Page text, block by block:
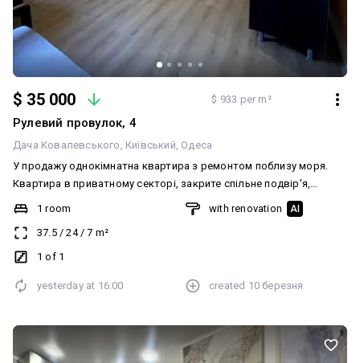
$ 35 000 $ 933 per m²
Рулевий провулок, 4
Дача Ковалевського Київський Одеса
У продажу однокімнатна квартира з ремонтом поблизу моря.
Квартира в приватному секторі, закрите спільне подвір'я,
крокова доступність до моря. Частково укомплектована,
встановлено котел, який забезпечує тепло та гарячу воду.
Розпланована на кімнату, кухню та душ. Центральна каналізація,
всі комунікації підведені. Чудово підійде під довгострокову та
Вас час. 381666
1 room
37.5/24/7 m²
1 of 1
with renovation AI
yesterday at 16:00 created 10 березня